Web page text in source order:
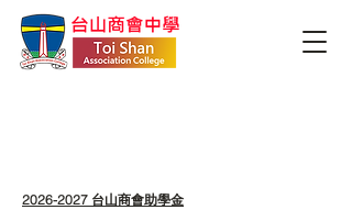
2026-2027 台山商會助學金